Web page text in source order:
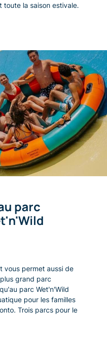
la saison estivale.
vous permet aussi de
grand parc
parc Wet'n'Wild
pour les familles
Trois parcs pour le